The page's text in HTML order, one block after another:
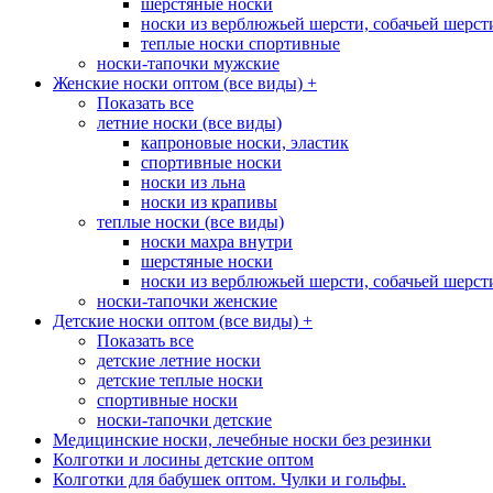
шерстяные носки
носки из верблюжьей шерсти, собачьей
теплые носки спортивные
носки-тапочки мужские
Женские носки оптом (все виды) +
Показать все
летние носки (все виды)
капроновые носки, эластик
спортивные носки
носки из льна
носки из крапивы
теплые носки (все виды)
носки махра внутри
шерстяные носки
носки из верблюжьей шерсти, собачьей
носки-тапочки женские
Детские носки оптом (все виды) +
Показать все
детские летние носки
детские теплые носки
спортивные носки
носки-тапочки детские
Медицинские носки, лечебные носки без резинки
Колготки и лосины детские оптом
Колготки для бабушек оптом. Чулки и гольфы.